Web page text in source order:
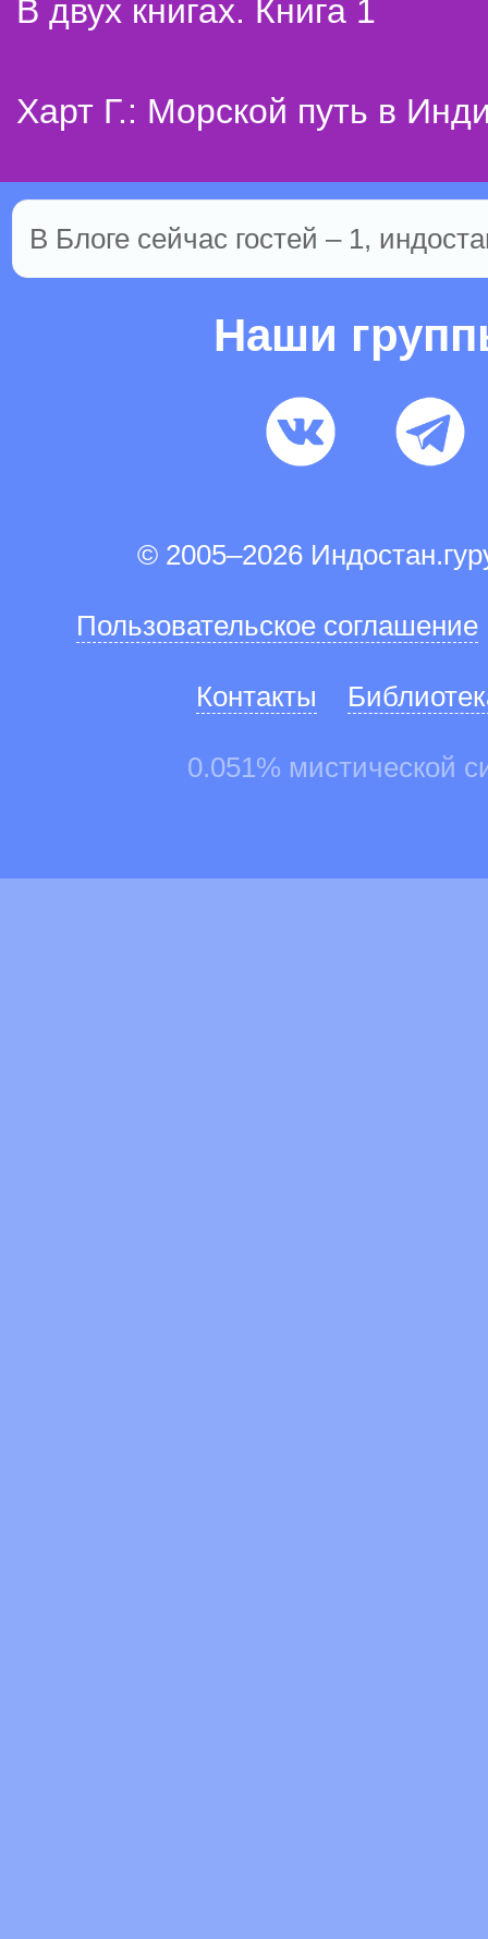
В двух книгах. Книга 1
Харт Г.: Морской путь в
В Блоге сейчас гостей – 1,
Наши
© 2005–2026
Пользовательское соглашение
Контакты
0.051% мистической